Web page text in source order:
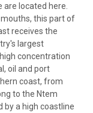
are located here.
this part of
receives the
largest
concentration
oil and port
coast, from
to the Ntem
by a high coastline